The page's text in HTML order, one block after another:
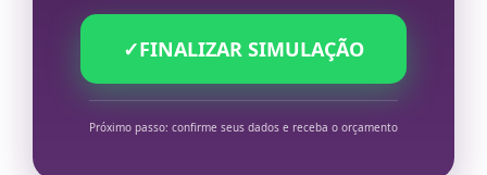
✓FINALIZAR SIMULAÇÃO
Próximo passo: confirme seus dados e receba o orçamento